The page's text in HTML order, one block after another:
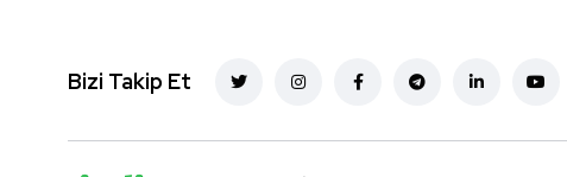
Bizi Takip Et